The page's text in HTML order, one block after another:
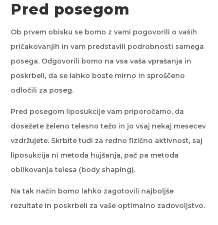
Pred posegom
Ob prvem obisku se bomo z vami pogovorili o vaših
pričakovanjih in vam predstavili podrobnosti samega
posega. Odgovorili bomo na vsa vaša vprašanja in
poskrbeli, da se lahko boste mirno in sproščeno
odločili za poseg.
Pred posegom liposukcije vam priporočamo, da
dosežete želeno telesno težo in jo vsaj nekaj mesecev
vzdržujete. Skrbite tudi za redno fizično aktivnost, saj
liposukcija ni metoda hujšanja, pač pa metoda
oblikovanja telesa (body shaping).
Na tak način bomo lahko zagotovili najboljše
rezultate in poskrbeli za vaše optimalno zadovoljstvo.